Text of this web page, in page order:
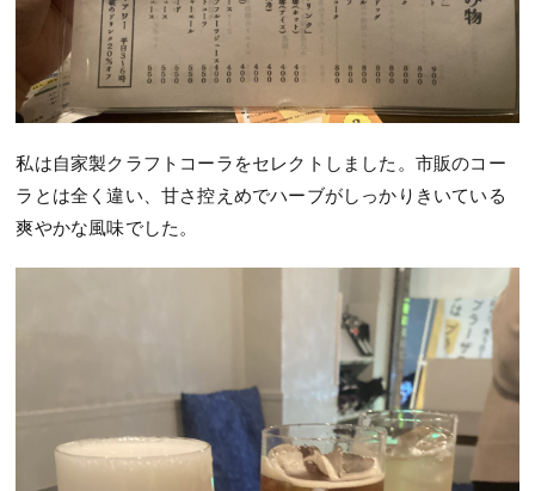
私は自家製クラフトコーラをセレクトしました。市販のコー
ラとは全く違い、甘さ控えめでハーブがしっかりきいている
爽やかな風味でした。